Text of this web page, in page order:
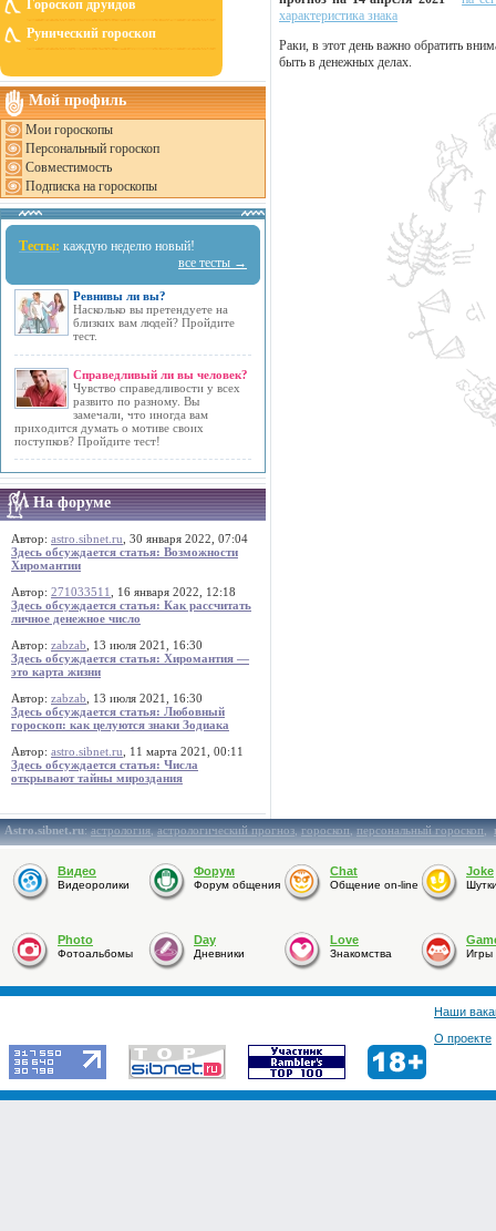
Гороскоп друидов
Рунический гороскоп
Мой профиль
Мои гороскопы
Персональный гороскоп
Совместимость
Подписка на гороскопы
Тесты: каждую неделю новый!
все тесты →
Ревнивы ли вы?
Насколько вы претендуете на
близких вам людей? Пройдите
тест.
Справедливый ли вы человек?
Чувство справедливости у всех
развито по разному. Вы
замечали, что иногда вам
приходится думать о мотиве своих
поступков? Пройдите тест!
На форуме
Автор: astro.sibnet.ru , 30 января 2022, 07:04
Здесь обсуждается статья: Возможности
Хиромантии
Автор: 271033511
, 16 января 2022, 12:18
Здесь обсуждается статья: Как рассчитать
личное денежное число
Автор: zabzab , 13 июля 2021, 16:30
Здесь обсуждается статья: Хиромантия —
это карта жизни
Автор: zabzab , 13 июля 2021, 16:30
Здесь обсуждается статья: Любовный
гороскоп: как целуются знаки Зодиака
Автор: astro.sibnet.ru , 11 марта 2021, 00:11
Здесь обсуждается статья: Числа
открывают тайны мироздания
характеристика знака
Раки, в этот день важно обратить
быть в денежных делах.
Astro.sibnet.ru:астрология,астрологический прогноз,гороскоп,персональный гороскоп,
Видео
Видеоролики
Форум
Форум общения
Chat
Общение on-line
Joke
Photo
Фотоальбомы
Day
Дневники
Love
Знакомства Игры
Наши
О проекте